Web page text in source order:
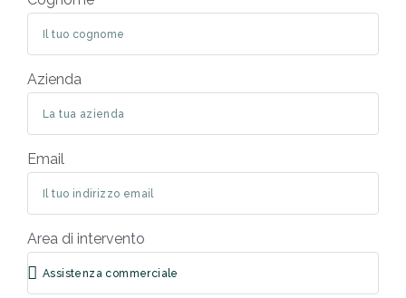
Azienda
Email
Area di intervento